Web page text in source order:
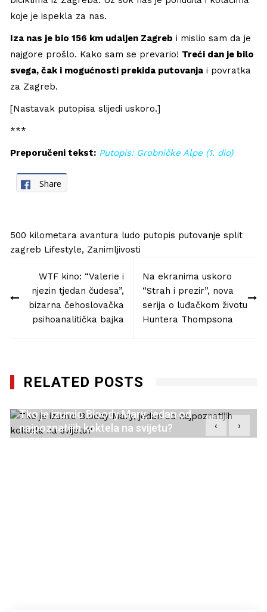
koje je ispekla za nas.
Iza nas je bio 156 km udaljen Zagreb i mislio sam da je
najgore prošlo. Kako sam se prevario! Treći dan je bilo
svega, čak i mogućnosti prekida putovanja i povratka
za Zagreb.
[Nastavak putopisa slijedi uskoro.]
***
Preporučeni tekst: Putopis: Grobničke Alpe (1. dio)
Share
500 kilometara avantura ludo putopis putovanje split
zagreb Lifestyle, Zanimljivosti
objavaWTF kino: “Valerie i
njezin tjedan čudesa”,
bizarna čehoslovačka
psihoanalitička bajka
Na ekranima uskoro
“Strah i prezir”, nova
serija o luđačkom životu
Huntera Thompsona
RELATED POSTS
‹ ›